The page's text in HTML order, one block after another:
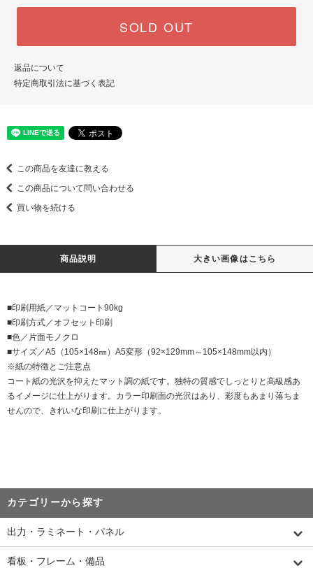
SOLD OUT
返品について
特定商取引法に基づく表記
この商品を友達に教える
この商品について問い合わせる
買い物を続ける
商品説明 大きい画像はこちら
■印刷用紙／マットコート90kg
■印刷方式／オフセット印刷
■色／片面モノクロ
■サイズ／A5（105×148㎜）A5変形（92×129mm～105×148mm以内）
※紙の特徴とご注意点
コート紙の光沢を抑えたマット調の紙です。独特の質感でしっとりと高級感あ
るイメージに仕上がります。カラー印刷面の光沢はあり、彩度もあまり落ちま
せんので、きれいな印刷に仕上がります。
カテゴリーから探す
出力・ラミネート・パネル
看板・フレーム・備品